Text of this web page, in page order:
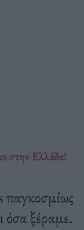
στην Ελλάδα!
όσα ξέραμε.